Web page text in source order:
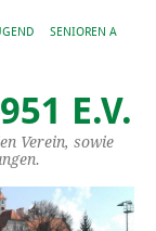
SENIOREN A
E.V.
Verein, sowie